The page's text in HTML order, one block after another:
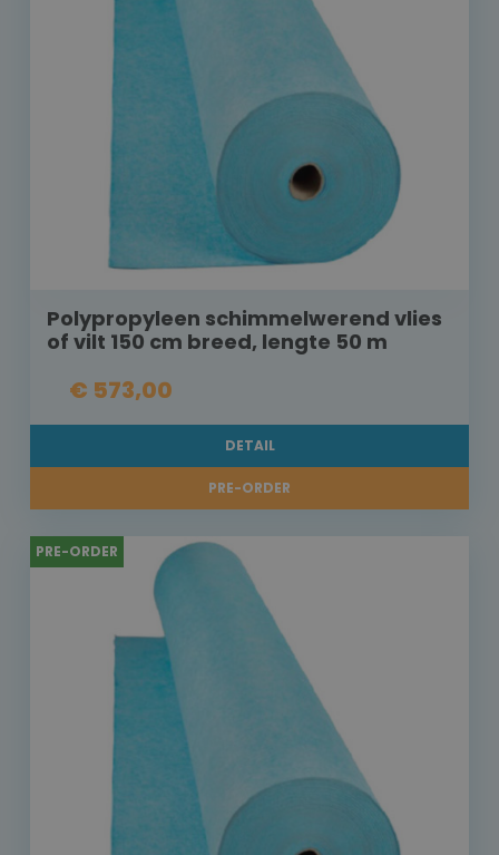
Polypropyleen schimmelwerend vlies
of vilt 150 cm breed, lengte 50 m
€ 573,00
DETAIL
PRE-ORDER
PRE-ORDER